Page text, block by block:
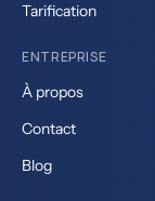
Tarification
ENTREPRISE
À propos
Contact
Blog